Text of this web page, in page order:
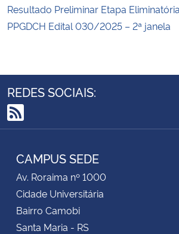
Resultado Preliminar Etapa
PPGDCH Edital 030/2025 – 2ª janela
REDES SOCIAIS:
RSS
CAMPUS SEDE
Av. Roraima nº 1000
Cidade Universitária
Bairro Camobi
Santa Maria - RS